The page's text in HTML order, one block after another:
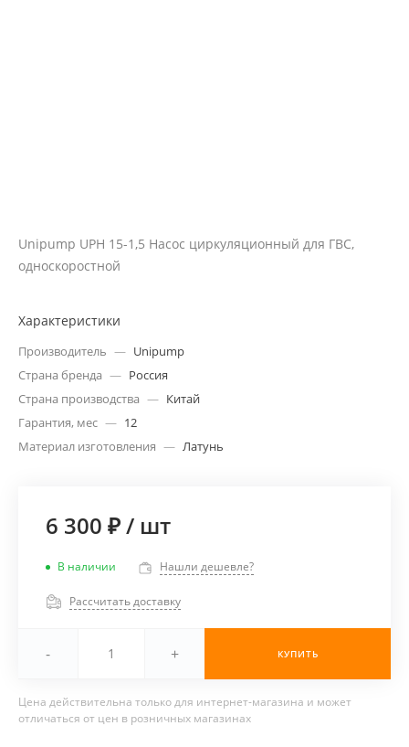
Unipump UPH 15-1,5 Насос циркуляционный для ГВС,
односкоростной
Характеристики
Производитель — Unipump
Страна бренда — Россия
Страна производства — Китай
Гарантия, мес — 12
Материал изготовления — Латунь
6 300 ₽/ шт
В наличии Нашли дешевле?
Рассчитать доставку
- + КУПИТЬ
Цена действительна только для интернет-магазина и может
отличаться от цен в розничных магазинах